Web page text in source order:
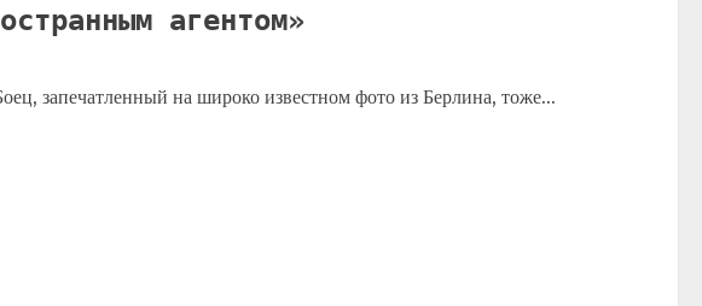
агентом»
запечатленный на широко известном фото из Берлина, тоже...